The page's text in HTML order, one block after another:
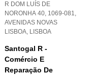
R DOM LUÍS DE
NORONHA 40, 1069-081,
AVENIDAS NOVAS
LISBOA, LISBOA
Santogal R -
Comércio E
Reparação De